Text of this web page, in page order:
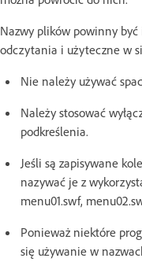
Nazwy plików powinny być
odczytania i użyteczne w
Nie należy używać
Należy stosować
podkreślenia.
Jeśli są zapisywane
nazywać je z
menu01.swf,
Ponieważ niektóre
się używanie w